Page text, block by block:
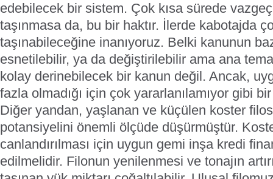
edebilecek bir sistem. Çok kısa sürede
taşınmasa da, bu bir haktır. İlerde kabotajda
taşınabileceğine inanıyoruz. Belki kanunun
esnetilebilir, ya da değiştirilebilir ama ana
kolay derinebilecek bir kanun değil. Ancak,
fazla olmadığı için çok yararlanılamıyor gibi
Diğer yandan, yaşlanan ve küçülen koster
potansiyelini önemli ölçüde düşürmüştür.
canlandırılması için uygun gemi inşa kredi
edilmelidir. Filonun yenilenmesi ve tonajın